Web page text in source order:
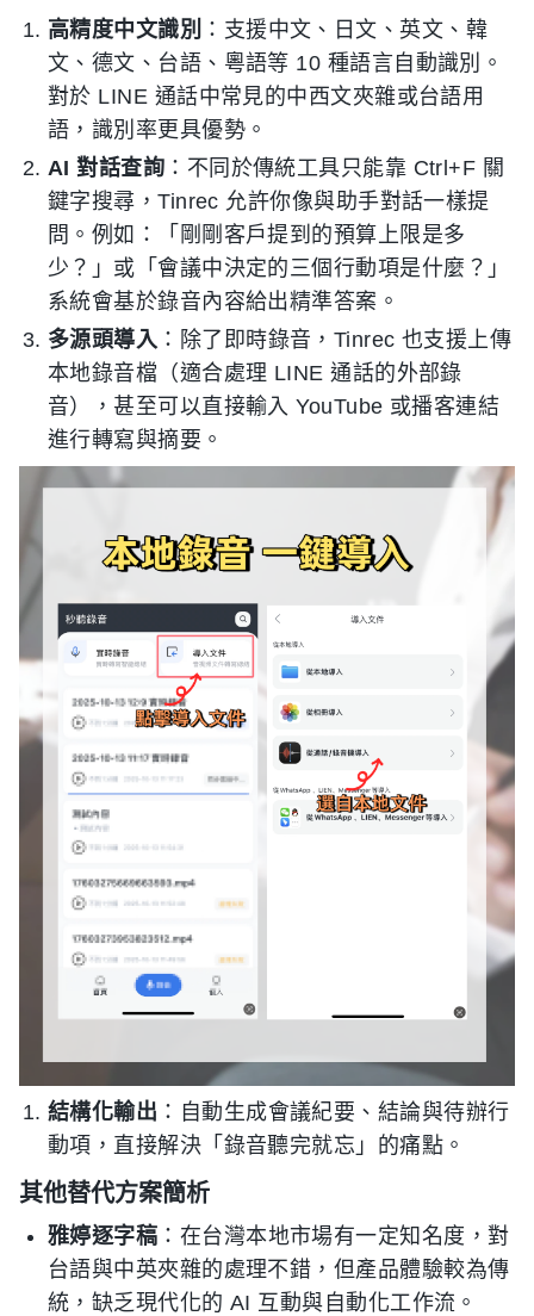
高精度中文識別 ：支援中文、日文、英文、韓
文、德文、台語、粵語等 10 種語言自動識別。
對於 LINE 通話中常見的中西文夾雜或台語用
語，識別率更具優勢。
AI 對話查詢 ：不同於傳統工具只能靠 Ctrl+F 關
鍵字搜尋，Tinrec 允許你像與助手對話一樣提
問。例如：「剛剛客戶提到的預算上限是多
少？」或「會議中決定的三個行動項是什麼？」
系統會基於錄音內容給出精準答案。
多源頭導入 ：除了即時錄音，Tinrec 也支援上傳
本地錄音檔（適合處理 LINE 通話的外部錄
音），甚至可以直接輸入 YouTube 或播客連結
進行轉寫與摘要。
結構化輸出 ：自動生成會議紀要、結論與待辦行
動項，直接解決「錄音聽完就忘」的痛點。
其他替代方案簡析
雅婷逐字稿 ：在台灣本地市場有一定知名度，對
台語與中英夾雜的處理不錯，但產品體驗較為傳
統，缺乏現代化的 AI 互動與自動化工作流。